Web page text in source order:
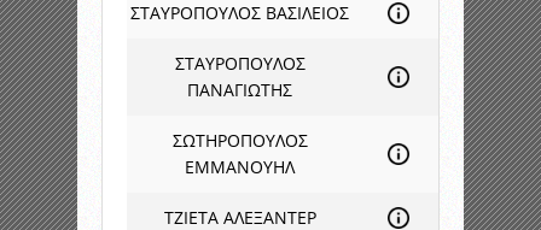
ΣΤΑΥΡΟΠΟΥΛΟΣ ΒΑΣΙΛΕΙΟΣ
ΣΤΑΥΡΟΠΟΥΛΟΣ
ΠΑΝΑΓΙΩΤΗΣ
ΣΩΤΗΡΟΠΟΥΛΟΣ
ΕΜΜΑΝΟΥΗΛ
ΤΖΙΕΤΑ ΑΛΕΞΑΝΤΕΡ